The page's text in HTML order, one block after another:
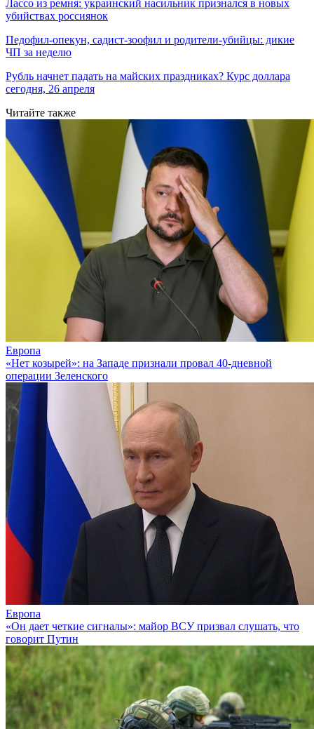
Лассо из ремня: украинский насильник признался в новых
убийствах россиянок
Педофил-опекун, садист-зоофил и родители-убийцы: дикие
ЧП за неделю
Рубль начнет падать на майских праздниках? Курс доллара
сегодня, 26 апреля
Читайте также
Европа
«Нет козырей»: на Западе признали провал 40-дневной
операции Зеленского
Европа
«Он дает четкие сигналы»: майор ВСУ призвал слушать, что
говорит Путин